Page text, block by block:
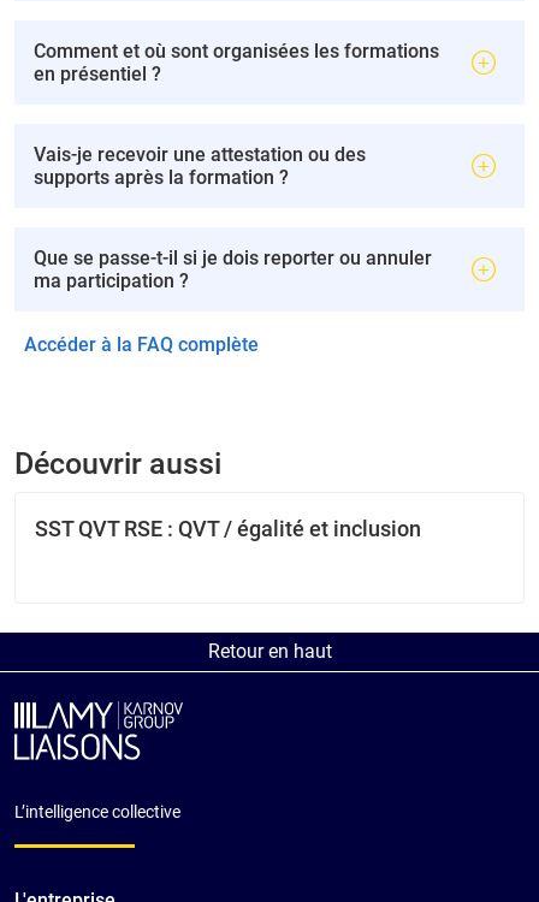
Comment et où sont organisées les formations
en présentiel ?
Vais-je recevoir une attestation ou des
supports après la formation ?
Que se passe-t-il si je dois reporter ou annuler
ma participation ?
Accéder à la FAQ complète
Découvrir aussi
SST QVT RSE : QVT / égalité et inclusion
Retour en haut
L’intelligence collective